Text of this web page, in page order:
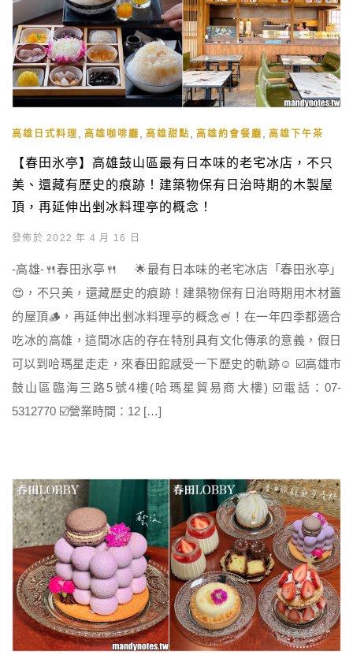
高雄日式料理 , 高雄咖啡廳 , 高雄甜點 , 高雄約會餐廳 , 高雄下午茶
【春田氷亭】高雄鼓山區最有日本味的老宅冰店，不只
美、還藏有歷史的痕跡！建築物保有日治時期的木製屋
頂，再延伸出剉冰料理亭的概念！
發佈於 2022 年 4 月 16 日
-高雄-🍴春田氷亭🍴 🌟最有日本味的老宅冰店「春田氷亭」
😍，不只美，還藏歷史的痕跡！建築物保有日治時期用木材蓋
的屋頂🪵，再延伸出剉冰料理亭的概念🍧！在一年四季都適合
吃冰的高雄，這間冰店的存在特別具有文化傳承的意義，假日
可以到哈瑪星走走，來春田館感受一下歷史的軌跡☺️ ☑️高雄市
鼓山區臨海三路5號4樓(哈瑪星貿易商大樓) ☑️電話：07-
5312770 ☑️營業時間：12 […]